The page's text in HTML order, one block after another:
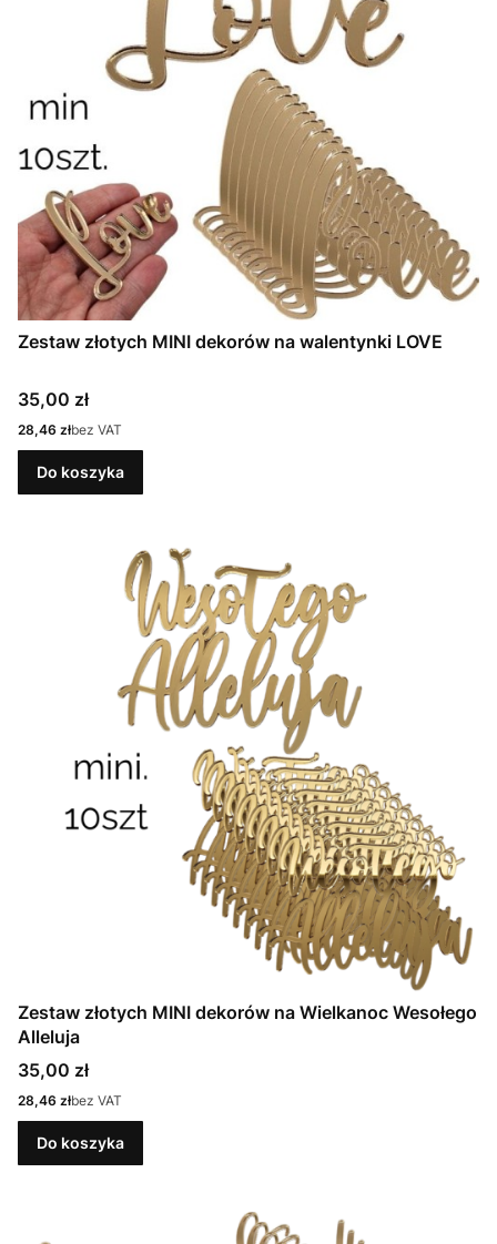
Zestaw złotych MINI dekorów na walentynki LOVE
Cena
35,00 zł
Cena
28,46 złbez VAT
Do koszyka
Zestaw złotych MINI dekorów na Wielkanoc Wesołego
Alleluja
Cena
35,00 zł
Cena
28,46 złbez VAT
Do koszyka